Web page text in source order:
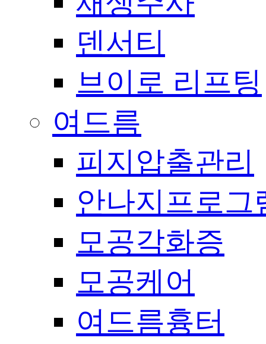
덴서티
브이로 리프팅
여드름
피지압출관리
안나지프로그
모공각화증
모공케어
여드름흉터